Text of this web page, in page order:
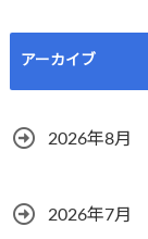
アーカイブ
2026年8月
2026年7月